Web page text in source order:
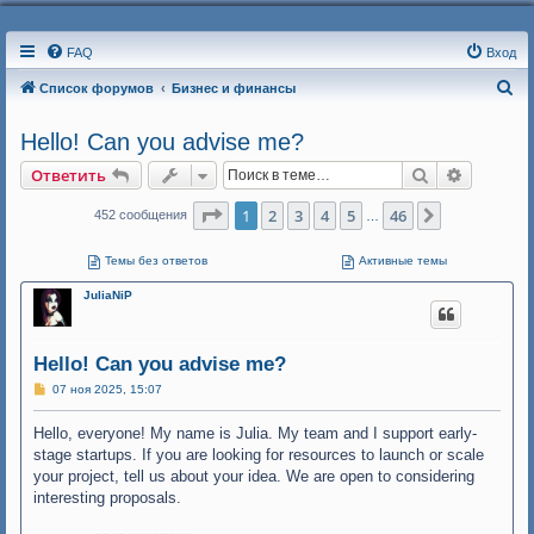
FAQ Вход
Список форумов Бизнес и финансы
Hello! Can you advise me?
Ответить Поиск
452 сообщения Страница из 46
1 2 3 4 5 46
Темы без ответов Активные темы
JuliaNiP
Hello! Can you advise me?
С
б
е
н
е
07 ноя 2025, 15:07
Hello, everyone! My name is Julia. My team and I support early-
stage startups. If you are looking for resources to launch or scale
your project, tell us about your idea. We are open to considering
interesting proposals.